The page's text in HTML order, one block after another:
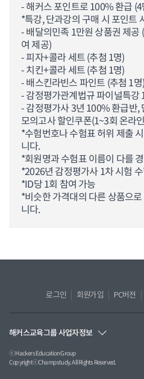
- 해커스 포인트로 100% 환급
*특강, 단과강의 구매 시 포인트
- 배달의민족 1만원 상품권 제
여 제공)
- 피자+콜라 세트 (추첨 1명)
- 치킨+콜라 세트 (추첨 1명)
- 배스킨라빈스 파인트 (추첨 1명)
- 감정평가관계법규 파이널특강
- 감정평가사 3년 100% 환급반,
모의고사 할인쿠폰(1~3회 온라
*수험번호나 수험표 허위 제출
니다.
*회원명과 수험표 이름이 다를
*2026년 감정평가사 1차 시험
*ID당 1회 참여 가능
*비슷한 가격대의 다른 상품으
니다.
로그인 회원가입 PC버전
해커스교육그룹 사업자정보
ⓒ Hackers Education Group
CopyrightⓒChampstudy. All Rights Reserved.